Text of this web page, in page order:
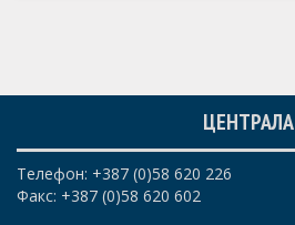
ЦЕНТРАЛА
Телефон: +387 (0)58 620 226
Факс: +387 (0)58 620 602